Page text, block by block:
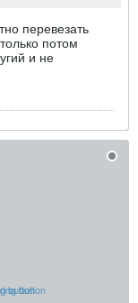
перевезать
потом
и не